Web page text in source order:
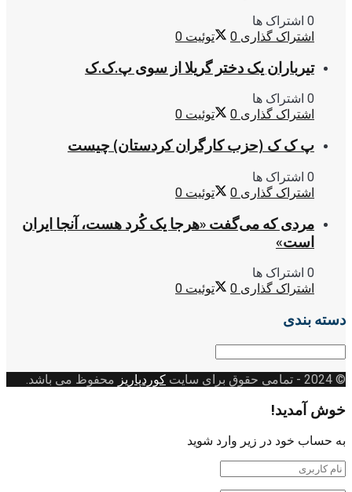
0 اشتراک ها
اشتراک گذاری 0 توئیت 0
تیرباران یک دختر گریلا از سوی پ.ک.ک
0 اشتراک ها
اشتراک گذاری 0 توئیت 0
پ ک ک (حزب کارگران کردستان) چیست
0 اشتراک ها
اشتراک گذاری 0 توئیت 0
مردی که می‌گفت «هرجا یک کُرد هست، آنجا ایران
است»
0 اشتراک ها
اشتراک گذاری 0 توئیت 0
دسته بندی
دسته
© 2024
- تمامی حقوق برای سایت کوردپاریز محفوظ می باشد.
خوش آمدید!
به حساب خود در زیر وارد شوید